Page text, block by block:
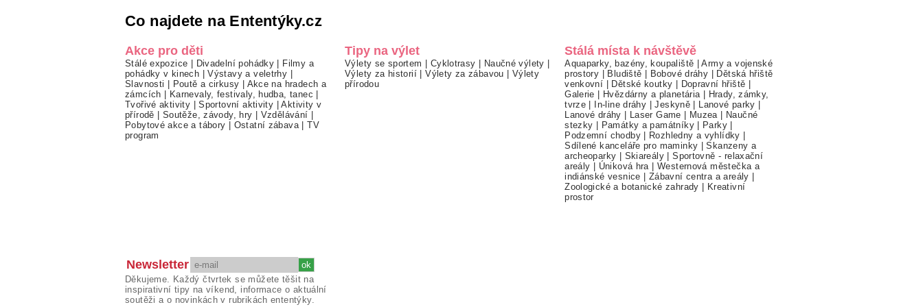
Co najdete na Ententýky.cz
Akce pro děti
Stálé expozice | Divadelní pohádky | Filmy a
pohádky v kinech |Výstavy a veletrhy |
Slavnosti | Poutě a cirkusy | Akce na hradech a
zámcích | Karnevaly, festivaly, hudba, tanec |
Tvořivé aktivity |Sportovní aktivity |Aktivity v
přírodě | Soutěže, závody, hry | Vzdělávání |
Pobytové akce a tábory | Ostatní zábava |TV
program
Tipy na výlet
Výlety se sportem | Cyklotrasy | Naučné výlety |
Výlety za historií |Výlety za zábavou | Výlety
přírodou
Stálá místa k návštěvě
Aquaparky, bazény, koupaliště |Army a vojenské
prostory | Bludiště | Bobové dráhy | Dětská hřiště
venkovní | Dětské koutky | Dopravní hřiště |
Galerie | Hvězdárny a planetária | Hrady, zámky,
tvrze | In-line dráhy |Jeskyně | Lanové parky |
Lanové dráhy | Laser Game | Muzea | Naučné
stezky | Památky a památníky| Parky |
Podzemní chodby| Rozhledny a vyhlídky |
Sdílené kanceláře pro maminky |Skanzeny a
archeoparky | Skiareály |Sportovně - relaxační
areály | Úniková hra |Westernová městečka a
indiánské vesnice | Zábavní centra a areály |
Zoologické a botanické zahrady | Kreativní
prostor
Newsletter
Děkujeme. Každý čtvrtek se můžete těšit na
inspirativní tipy na víkend, informace o aktuální
soutěži a o novinkách v rubrikách ententýky.